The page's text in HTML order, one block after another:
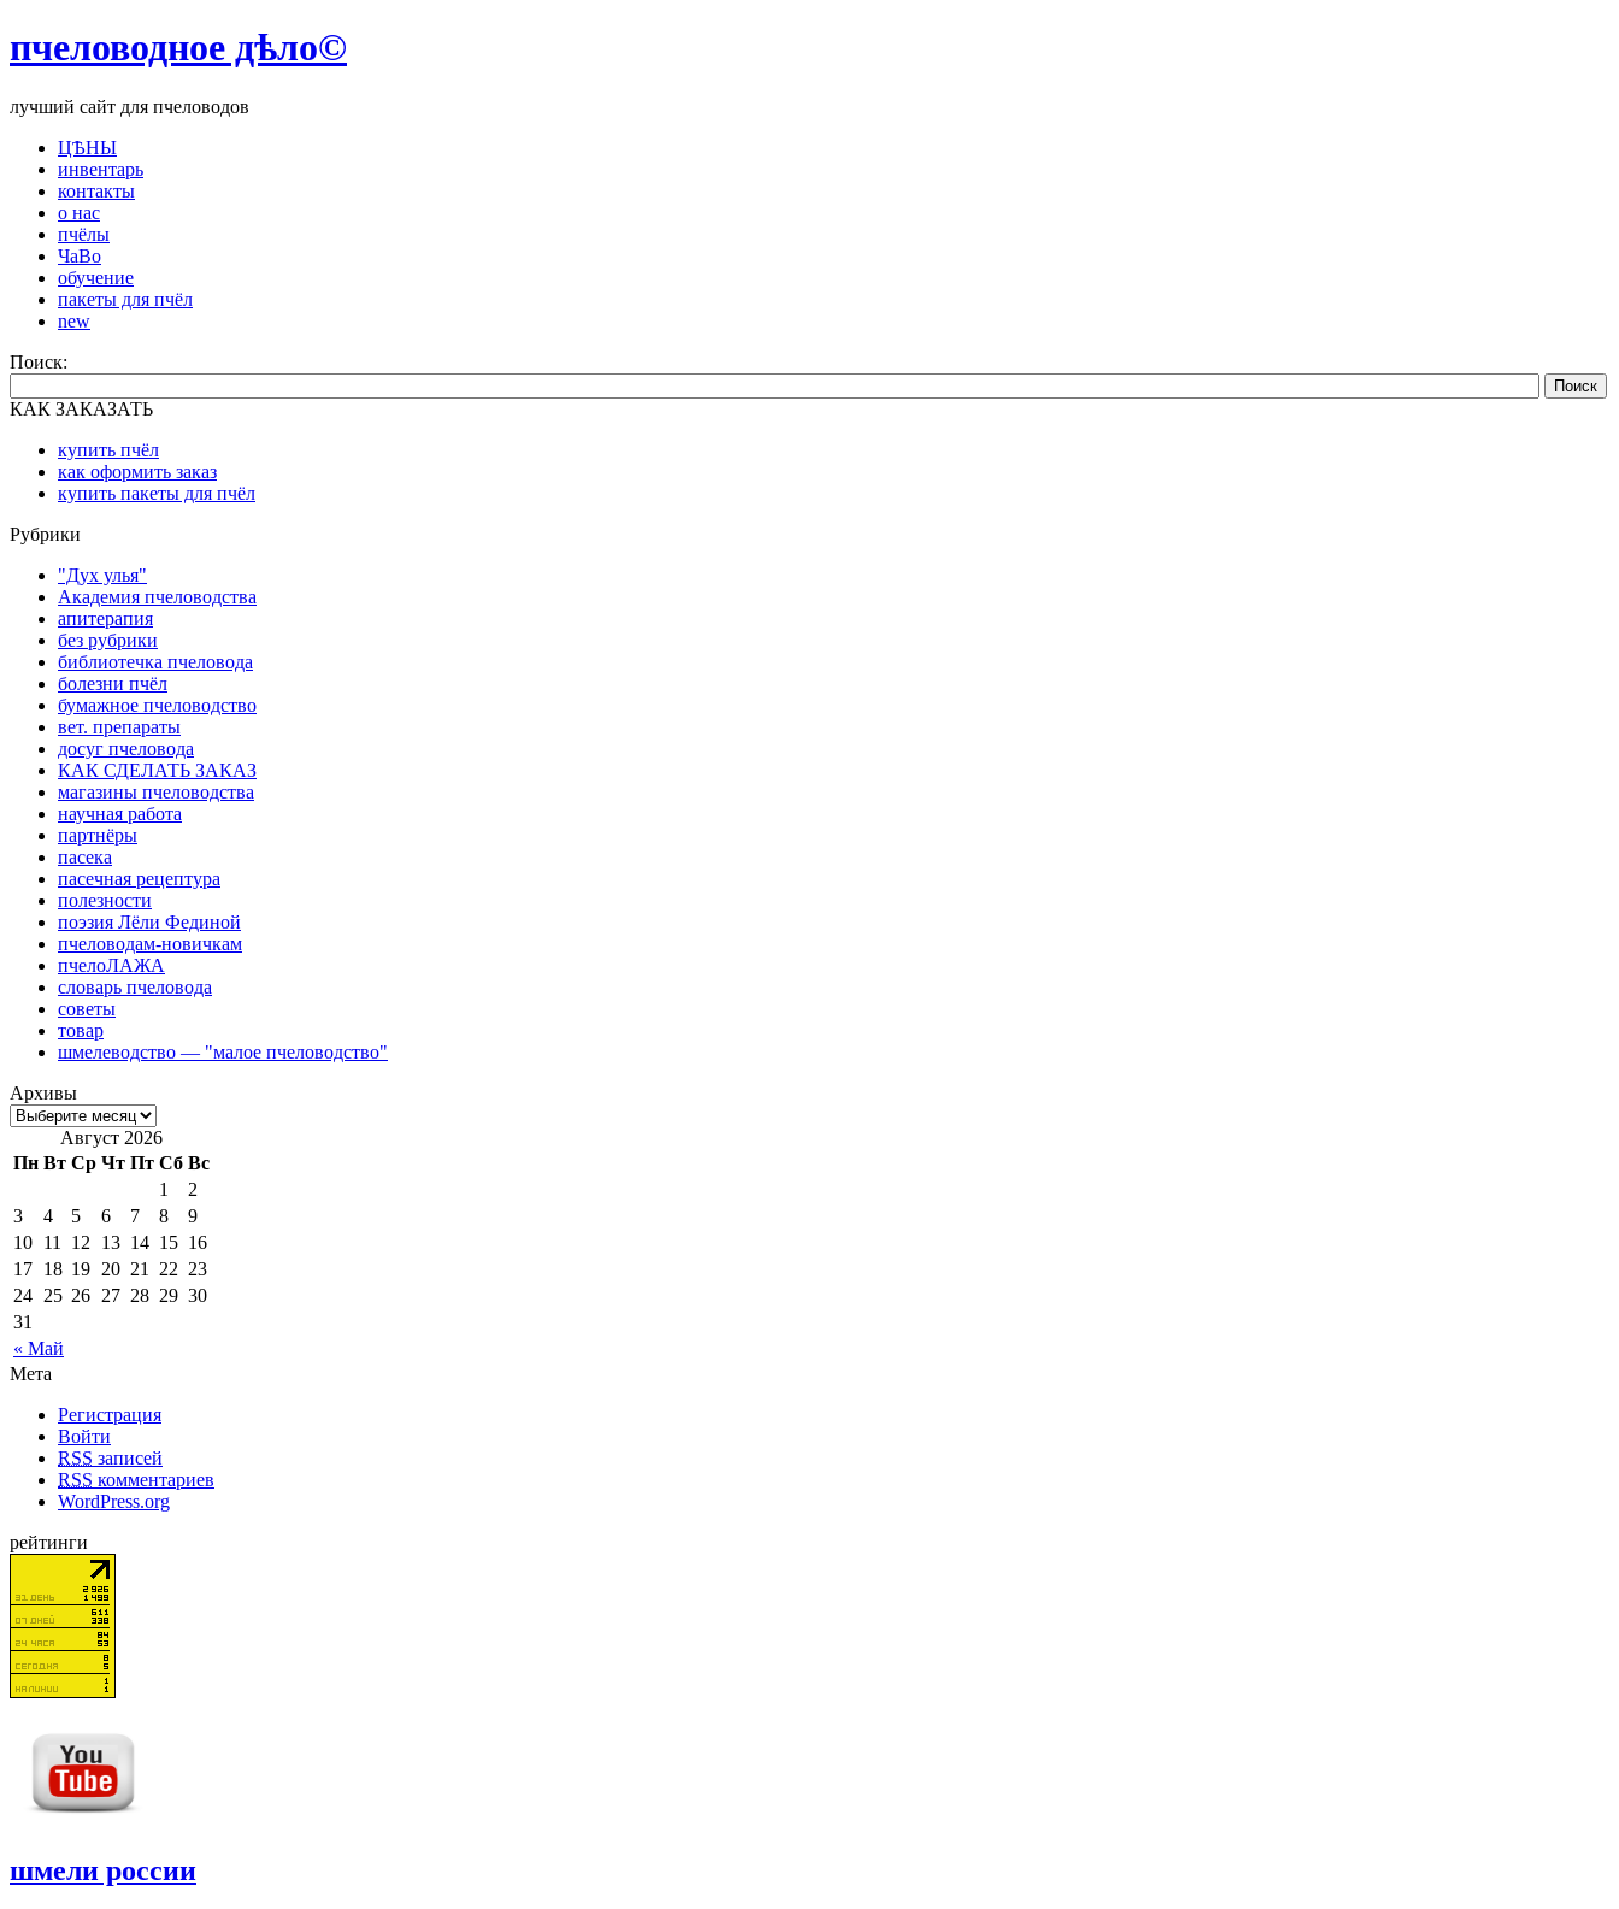
пчеловодное дѣло©
лучший сайт для пчеловодов
ЦѢНЫ
инвентарь
контакты
о нас
пчёлы
ЧаВо
обучение
пакеты для пчёл
new
Поиск:
Поиск
КАК ЗАКАЗАТЬ
купить пчёл
как оформить заказ
купить пакеты для пчёл
Рубрики
"Дух улья"
Академия пчеловодства
апитерапия
без рубрики
библиотечка пчеловода
болезни пчёл
бумажное пчеловодство
вет. препараты
досуг пчеловода
КАК СДЕЛАТЬ ЗАКАЗ
магазины пчеловодства
научная работа
партнёры
пасека
пасечная рецептура
полезности
поэзия Лёли Фединой
пчеловодам-новичкам
пчелоЛАЖА
словарь пчеловода
советы
товар
шмелеводство — "малое пчеловодство"
Архивы
Август 2026
Пн Вт Ср Чт Пт Сб Вс
« Май
1
2
3
4 5 6 7 8
9
10 11 12 13 14 15 16
17 18 19 20 21 22 23
24 25 26 27 28 29 30
31
Мета
Регистрация
Войти
RSS записей
RSS комментариев
WordPress.org
рейтинги
шмели россии